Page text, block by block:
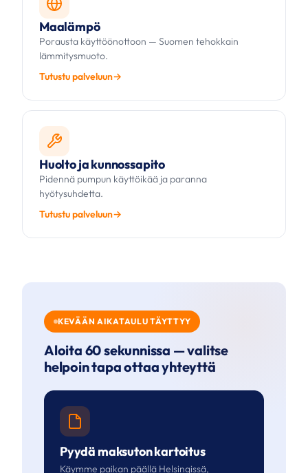
Maalämpö
Porausta käyttöönottoon — Suomen tehokkain
lämmitysmuoto.
Tutustu palveluun
Huolto ja kunnossapito
Pidennä pumpun käyttöikää ja paranna
hyötysuhdetta.
Tutustu palveluun
KEVÄÄN AIKATAULU TÄYTTYY
Aloita 60 sekunnissa — valitse
helpoin tapa ottaa yhteyttä
Pyydä maksuton kartoitus
Käymme paikan päällä Helsingissä,